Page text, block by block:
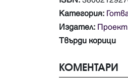
Категория:
Издател:
Твърди корици
КОМЕНТАРИ